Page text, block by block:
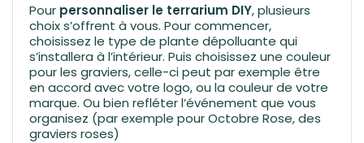
Pour personnaliser le terrarium DIY, plusieurs
choix s’offrent à vous. Pour commencer,
choisissez le type de plante dépolluante qui
s’installera à l’intérieur. Puis choisissez une couleur
pour les graviers, celle-ci peut par exemple être
en accord avec votre logo, ou la couleur de votre
marque. Ou bien refléter l’événement que vous
organisez (par exemple pour Octobre Rose, des
graviers roses)